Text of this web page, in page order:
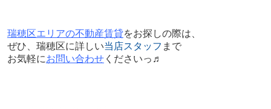
瑞穂区エリアの不動産賃貸をお探しの際は、
ぜひ、瑞穂区に詳しい当店スタッフ まで
お気軽にお問い合わせくださいっ♬